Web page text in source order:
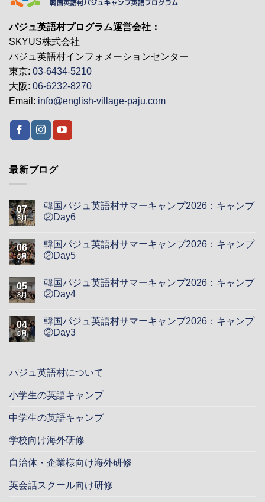
パジュ英語村プログラム運営会社：
SKYUS株式会社
パジュ英語村インフォメーションセンター
東京: 03-6434-5210
大阪: 06-6232-8270
Email: info@english-village-paju.com
最新ブログ
07
8月
韓国パジュ英語村サマーキャンプ2026：キャンプ
②Day6
06
8月
韓国パジュ英語村サマーキャンプ2026：キャンプ
②Day5
05
8月
韓国パジュ英語村サマーキャンプ2026：キャンプ
②Day4
04
8月
韓国パジュ英語村サマーキャンプ2026：キャンプ
②Day3
パジュ英語村について
小学生の英語キャンプ
中学生の英語キャンプ
学校向け海外研修
自治体・企業様向け海外研修
英会話スクール向け研修